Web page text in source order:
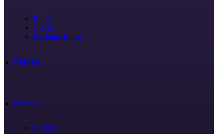
Bilder
Videos
Kostüme-Bilder
Preise
Kontakt
Buchen